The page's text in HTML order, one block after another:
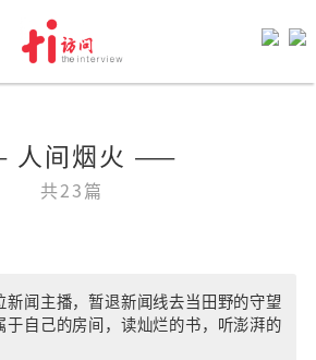
人间烟火 ——
共23篇
新闻主播，暂退新闻线去当田野的守望
于自己的房间，读灿烂的书，听澎湃的